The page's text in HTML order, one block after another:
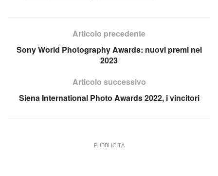
Articolo precedente
Sony World Photography Awards: nuovi premi nel
2023
Articolo successivo
Siena International Photo Awards 2022, i vincitori
PUBBLICITÀ